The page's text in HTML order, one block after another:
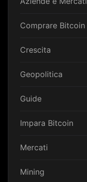
Comprare Bitcoin
Crescita
Geopolitica
Guide
Impara Bitcoin
Mercati
Mining